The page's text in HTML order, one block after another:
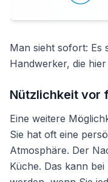
Man sieht sofort: Es
Handwerker, die
Nützlichkeit vor
Eine weitere
Sie hat oft eine
Atmosphäre. Der
Küche. Das kann